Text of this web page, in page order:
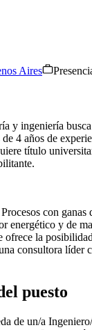
Aires
y ingeniería
4 años de
título
con ganas
energético y de
ofrece la
consultora líder
puesto
de un/a